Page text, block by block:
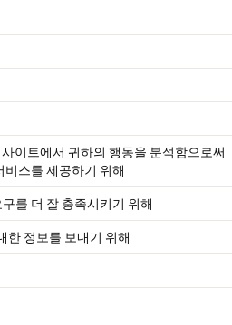
이트에서 귀하의 행동을 분석함으로써
스를 제공하기 위해
를 더 잘 충족시키기 위해
한 정보를 보내기 위해